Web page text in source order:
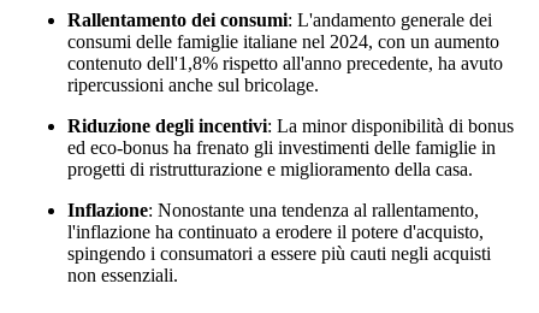
Rallentamento dei consumi: L'andamento generale dei
consumi delle famiglie italiane nel 2024, con un aumento
contenuto dell'1,8% rispetto all'anno precedente, ha avuto
ripercussioni anche sul bricolage.
Riduzione degli incentivi: La minor disponibilità di bonus
ed eco-bonus ha frenato gli investimenti delle famiglie in
progetti di ristrutturazione e miglioramento della casa.
Inflazione: Nonostante una tendenza al rallentamento,
l'inflazione ha continuato a erodere il potere d'acquisto,
spingendo i consumatori a essere più cauti negli acquisti
non essenziali.